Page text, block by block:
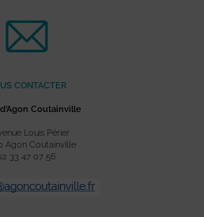
CONTACTER
Coutainville
Louis Périer
Agon Coutainville
33 47 07 56